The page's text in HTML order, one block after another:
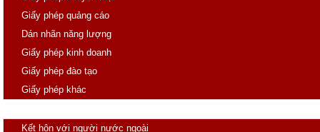
Giấy phép quảng cáo
Dán nhãn năng lượng
Giấy phép kinh doanh
Giấy phép đào tạo
Giấy phép khác
Kết hôn với người nước ngoài